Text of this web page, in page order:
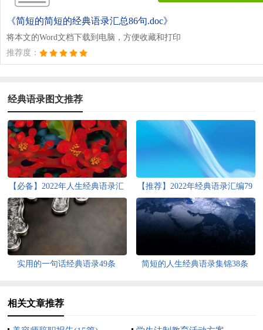
《简短的简短的经典语录汇总86句.doc》
将本文的Word文档下载到电脑，方便收藏和打印
推荐度：
经典语录图文推荐
【必备】2022年人生经典语录汇
编80条
【推荐】2022年经典语录汇编79
条
实用的一句话经典语录49条 简短的人生经典语录集锦38条
相关文章推荐